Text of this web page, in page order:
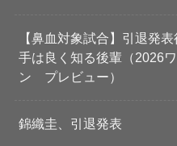
【鼻血対象試合】引退発
手は良く知る後輩（2026
ン プレビュー）
錦織圭、引退発表